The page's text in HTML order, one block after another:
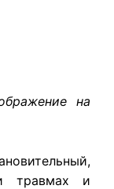
на
травмах и